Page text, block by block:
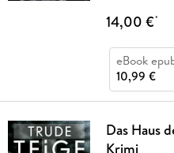
14,00 €*
eBook
10,99 €
Das Haus
Krimi